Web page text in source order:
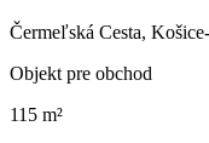
Čermeľská Cesta,
Objekt pre obchod
115 m²